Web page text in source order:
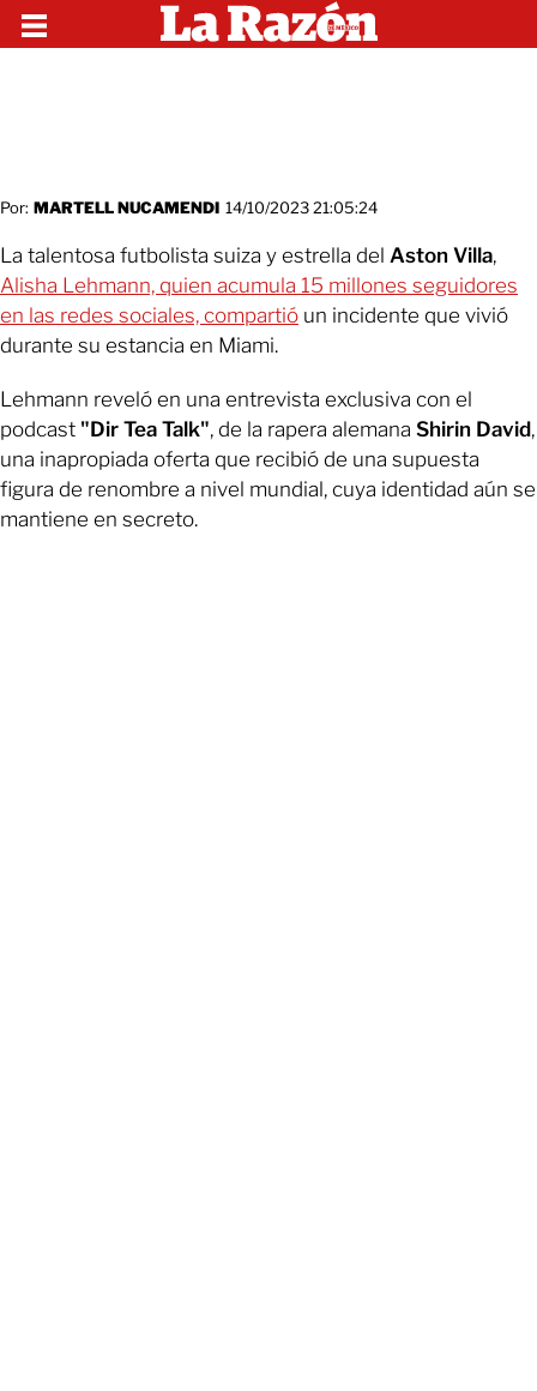
Por: MARTELL NUCAMENDI 14/10/2023 21:05:24
La talentosa futbolista suiza y estrella del Aston Villa,
Alisha Lehmann, quien acumula 15 millones seguidores
en las redes sociales, compartió un incidente que vivió
durante su estancia en Miami.
Lehmann reveló en una entrevista exclusiva con el
podcast "Dir Tea Talk", de la rapera alemana Shirin David,
una inapropiada oferta que recibió de una supuesta
figura de renombre a nivel mundial, cuya identidad aún se
mantiene en secreto.